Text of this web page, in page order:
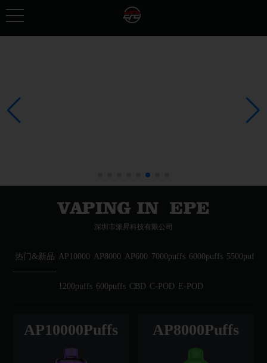
深圳市派昇科技有限公司
热门&新品 AP10000 AP8000 AP600 7000puffs 6000puffs 5500puffs
1200puffs 600puffs CBD C-POD E-POD
AP10000Puffs AP8000Puffs